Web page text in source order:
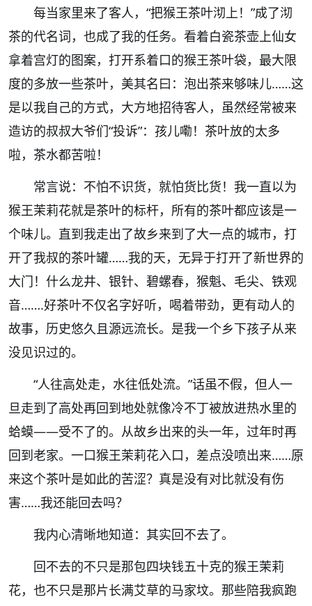
每当家里来了客人，“把猴王茶叶沏上！”成了沏
茶的代名词，也成了我的任务。看着白瓷茶壶上仙女
拿着宫灯的图案，打开系着口的猴王茶叶袋，最大限
度的多放一些茶叶，美其名曰：泡出茶来够味儿……这
是以我自己的方式，大方地招待客人，虽然经常被来
造访的叔叔大爷们“投诉”：孩儿嘞！茶叶放的太多
啦，茶水都苦啦！
常言说：不怕不识货，就怕货比货！我一直以为
猴王茉莉花就是茶叶的标杆，所有的茶叶都应该是一
个味儿。直到我走出了故乡来到了大一点的城市，打
开了我叔的茶叶罐……我的天，无异于打开了新世界的
大门！什么龙井、银针、碧螺春，猴魁、毛尖、铁观
音…….好茶叶不仅名字好听，喝着带劲，更有动人的
故事，历史悠久且源远流长。是我一个乡下孩子从来
没见识过的。
“人往高处走，水往低处流。”话虽不假，但人一
旦走到了高处再回到地处就像冷不丁被放进热水里的
蛤蟆——受不了的。从故乡出来的头一年，过年时再
回到老家。一口猴王茉莉花入口，差点没喷出来……原
来这个茶叶是如此的苦涩？真是没有对比就没有伤
害……我还能回去吗？
我内心清晰地知道：其实回不去了。
回不去的不只是那包四块钱五十克的猴王茉莉
花，也不只是那片长满艾草的马家坟。那些陪我疯跑